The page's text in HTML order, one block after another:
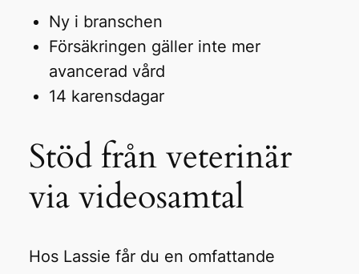
Ny i branschen
Försäkringen gäller inte mer
avancerad vård
14 karensdagar
Stöd från veterinär
via videosamtal
Hos Lassie får du en omfattande